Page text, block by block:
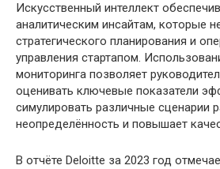
Искусственный интеллект
аналитическим инсайтам, которые
стратегического планирования и
управления стартапом.
мониторинга позволяет
оценивать ключевые показатели
симулировать различные сценарии
неопределённость и повышает
В отчёте Deloitte за 2023 год